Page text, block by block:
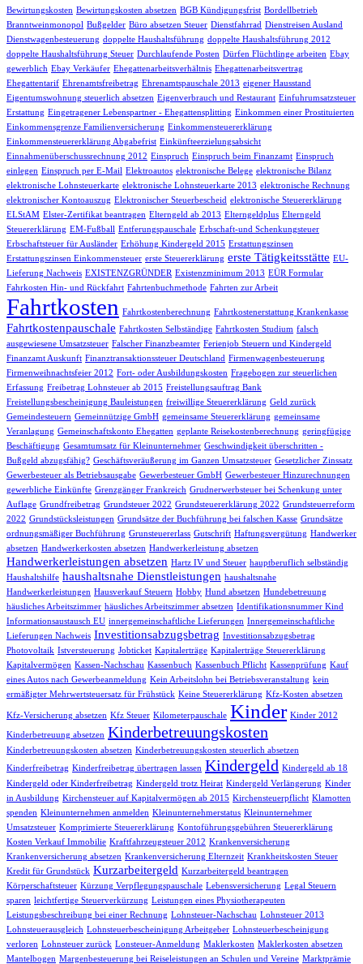
Bewirtungskosten Bewirtungskosten absetzen BGB Kündigungsfrist Bordellbetrieb
Branntweinmonopol Bußgelder Büro absetzen Steuer Dienstfahrrad Dienstreisen Ausland
Dienstwagenbesteuerung doppelte Haushaltsführung doppelte Haushaltsführung 2012
doppelte Haushaltsführung Steuer Durchlaufende Posten Dürfen Flüchtlinge arbeiten Ebay
gewerblich Ebay Verkäufer Ehegattenarbeitsverhältnis Ehegattenarbeitsvertrag
Ehegattentarif Ehrenamtsfreibetrag Ehrenamtspauschale 2013 eigener Hausstand
Eigentumswohnung steuerlich absetzen Eigenverbrauch und Restaurant Einfuhrumsatzsteuer
Erstattung Eingetragener Lebenspartner - Ehegattensplitting Einkommen einer Prostituierten
Einkommensgrenze Familienversicherung Einkommensteuererklärung
Einkommensteuererklärung Abgabefrist Einkünfteerzielungsabsicht
Einnahmenüberschussrechnung 2012 Einspruch Einspruch beim Finanzamt Einspruch
einlegen Einspruch per E-Mail Elektroautos elektronische Belege elektronische Bilanz
elektronische Lohnsteuerkarte elektronische Lohnsteuerkarte 2013 elektronische Rechnung
elektronischer Kontoauszug Elektronischer Steuerbescheid elektronische Steuererklärung
ELStAM Elster-Zertifikat beantragen Elterngeld ab 2013 Elterngeldplus Elterngeld
Steuererklärung EM-Fußball Entferungspauschale Erbschaft-und Schenkungsteuer
Erbschaftsteuer für Ausländer Erhöhung Kindergeld 2015 Erstattungszinsen
Erstattungszinsen Einkommensteuer erste Steuererklärung erste Tätigkeitsstätte EU-
Lieferung Nachweis EXISTENZGRÜNDER Existenzminimum 2013 EÜR Formular
Fahrkosten Hin- und Rückfahrt Fahrtenbuchmethode Fahrten zur Arbeit
Fahrtkosten Fahrtkostenberechnung Fahrtkostenerstattung Krankenkasse
Fahrtkostenpauschale Fahrtkosten Selbständige Fahrtkosten Studium falsch
ausgewiesene Umsatzsteuer Falscher Finanzbeamter Ferienjob Steuern und Kindergeld
Finanzamt Auskunft Finanztransaktionssteuer Deutschland Firmenwagenbesteuerung
Firmenweihnachtsfeier 2012 Fort- oder Ausbildungskosten Fragebogen zur steuerlichen
Erfassung Freibetrag Lohnsteuer ab 2015 Freistellungsauftrag Bank
Freistellungsbescheinigung Bauleistungen freiwillige Steuererklärung Geld zurück
Gemeindesteuern Gemeinnützige GmbH gemeinsame Steuererklärung gemeinsame
Veranlagung Gemeinschaftskonto Ehegatten geplante Reisekostenberechnung geringfügige
Beschäftigung Gesamtumsatz für Kleinunternehmer Geschwindigkeit überschritten -
Bußgeld abzugsfähig? Geschäftsveräußerung im Ganzen Umsatzsteuer Gesetzlicher Zinssatz
Gewerbesteuer als Betriebsausgabe Gewerbesteuer GmbH Gewerbesteuer Hinzurechnungen
gewerbliche Einkünfte Grenzgänger Frankreich Grudnerwerbsteuer bei Schenkung unter
Auflage Grundfreibetrag Grundsteuer 2022 Grundsteuererklärung 2022 Grundsteuerreform
2022 Grundstücksleistungen Grundsätze der Buchführung bei falschen Kasse Grundsätze
ordnungsmäßiger Buchführung Grunsteuererlass Gutschrift Haftungsvergütung Handwerker
absetzen Handwerkerkosten absetzen Handwerkerleistung absetzen
Handwerkerleistungen absetzen Hartz IV und Steuer hauptberuflich selbständig
Haushaltshilfe haushaltsnahe Dienstleistungen haushaltsnahe
Handwerkerleistungen Hausverkauf Steuern Hobby Hund absetzen Hundebetreuung
häusliches Arbeitszimmer häusliches Arbeitszimmer absetzen Identifikationsnummer Kind
Informationsaustausch EU innergemeinschaftliche Lieferungen Innergemeinschaftliche
Lieferungen Nachweis Investitionsabzugsbetrag Investitionsabzugsbetrag
Photovoltaik Istversteuerung Jobticket Kapitalerträge Kapitalerträge Steuererklärung
Kapitalvermögen Kassen-Nachschau Kassenbuch Kassenbuch Pflicht Kassenprüfung Kauf
eines Autos nach Gewerbeanmeldung Kein Arbeitslohn bei Betriebsveranstaltung kein
ermäßigter Mehrwertsteuersatz für Frühstück Keine Steuererklärung Kfz-Kosten absetzen
Kfz-Versicherung absetzen Kfz Steuer Kilometerpauschale Kinder Kinder 2012
Kinderbetreuung absetzen Kinderbetreuungskosten
Kinderbetreuungskosten absetzen Kinderbetreuungskosten steuerlich absetzen
Kinderfreibetrag Kinderfreibetrag übertragen lassen Kindergeld Kindergeld ab 18
Kindergeld oder Kinderfreibetrag Kindergeld trotz Heirat Kindergeld Verlängerung Kinder
in Ausbildung Kirchensteuer auf Kapitalvermögen ab 2015 Kirchensteuerpflicht Klamotten
spenden Kleinunternehmen anmelden Kleinunternehmerstatus Kleinunternehmer
Umsatzsteuer Komprimierte Steuererklärung Kontoführungsgebühren Steuererklärung
Kosten Verkauf Immobilie Kraftfahrzeugsteuer 2012 Krankenversicherung
Krankenversicherung absetzen Krankenversicherung Elternzeit Krankheitskosten Steuer
Kredit für Grundstück Kurzarbeitergeld Kurzarbeitergeld beantragen
Körperschaftsteuer Kürzung Verpflegungspauschale Lebensversicherung Legal Steuern
sparen leichtfertige Steuerverkürzung Leistungen eines Physiotherapeuten
Leistungsbeschreibung bei einer Rechnung Lohnsteuer-Nachschau Lohnsteuer 2013
Lohnsteuerausgleich Lohnsteuerbescheinigung Arbeitgeber Lohnsteuerbescheinigung
verloren Lohnsteuer zurück Lonsteuer-Anmeldung Maklerkosten Maklerkosten absetzen
Mantelbogen Margenbesteuerung bei Reiseleistungen an Schulen und Vereine Marktprämie